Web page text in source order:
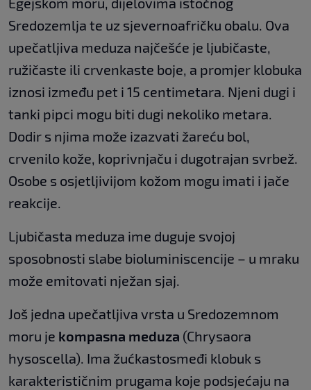
Sredozemlja te uz sjevernoafričku obalu. Ova
upečatljiva meduza najčešće je ljubičaste,
ružičaste ili crvenkaste boje, a promjer klobuka
iznosi između pet i 15 centimetara. Njeni dugi i
tanki pipci mogu biti dugi nekoliko metara.
Dodir s njima može izazvati žareću bol,
crvenilo kože, koprivnjaču i dugotrajan svrbež.
Osobe s osjetljivijom kožom mogu imati i jače
reakcije.
Ljubičasta meduza ime duguje svojoj
sposobnosti slabe bioluminiscencije – u mraku
može emitovati nježan sjaj.
Još jedna upečatljiva vrsta u Sredozemnom
moru je kompasna meduza (Chrysaora
hysoscella). Ima žućkastosmeđi klobuk s
karakterističnim prugama koje podsjećaju na